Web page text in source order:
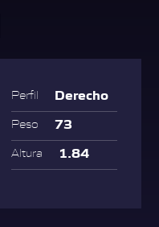
Perfil Derecho
Peso 73
Altura 1.84